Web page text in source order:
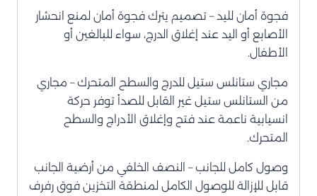
فجوة أمان لليد – تصميم يترك فجوة أمان لمنع انحشار
الأصابع أو اليد عند إغلاق الدرج، سواء للبالغين أو
الأطفال.
مجاري ستانلس ستيل للدرج والسطح المتحرك – مجاري
من الستانلس ستيل غير القابل للصدأ توفر حركة
انسيابية ناعمة عند فتح وإغلاق الأدراج والسطح
المتحرك.
وصول كامل للجانب – النصف الخلفي من أرضية الجانب
قابل للإزالة للوصول الكامل لمنطقة التخزين فوق رفرف